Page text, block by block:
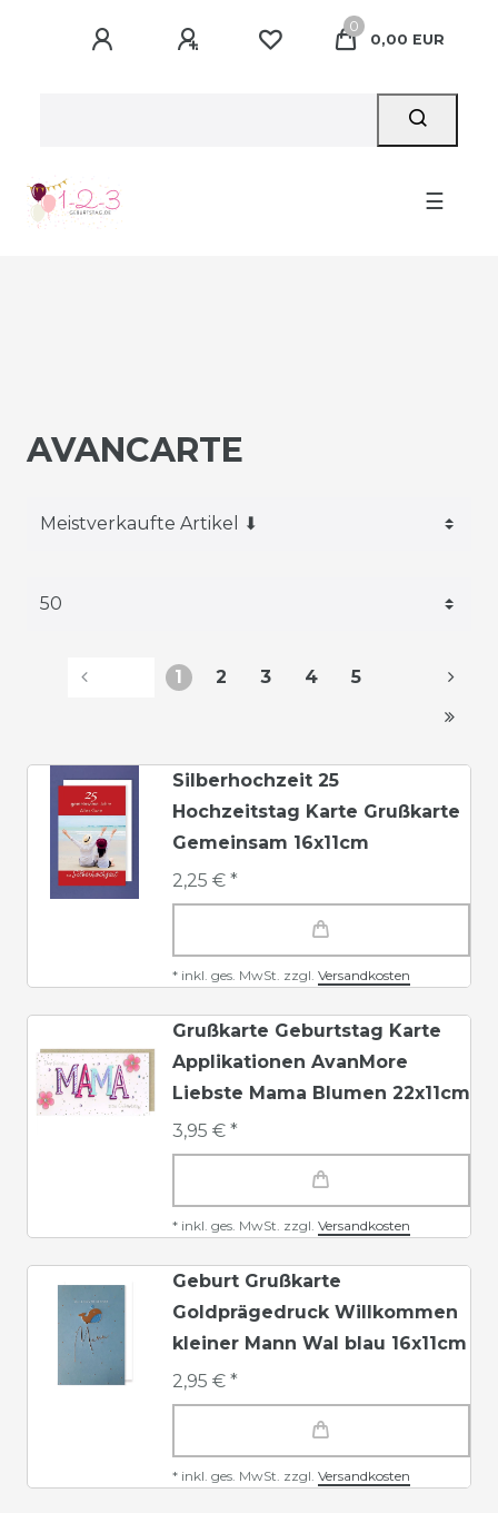
0
0,00 EUR
☰
AVANCARTE
1 2 3 4 5
Silberhochzeit 25
Hochzeitstag Karte Grußkarte
Gemeinsam 16x11cm
2,25 € *
* inkl. ges. MwSt. zzgl. Versandkosten
Grußkarte Geburtstag Karte
Applikationen AvanMore
Liebste Mama Blumen 22x11cm
3,95 € *
* inkl. ges. MwSt. zzgl. Versandkosten
Geburt Grußkarte
Goldprägedruck Willkommen
kleiner Mann Wal blau 16x11cm
2,95 € *
* inkl. ges. MwSt. zzgl. Versandkosten